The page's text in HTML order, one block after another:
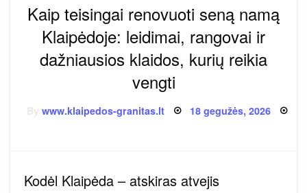
Kaip teisingai renovuoti seną namą
Klaipėdoje: leidimai, rangovai ir
dažniausios klaidos, kurių reikia
vengti
www.klaipedos-granitas.lt Posted
on
18 gegužės, 2026
Kodėl Klaipėda – atskiras atvejis